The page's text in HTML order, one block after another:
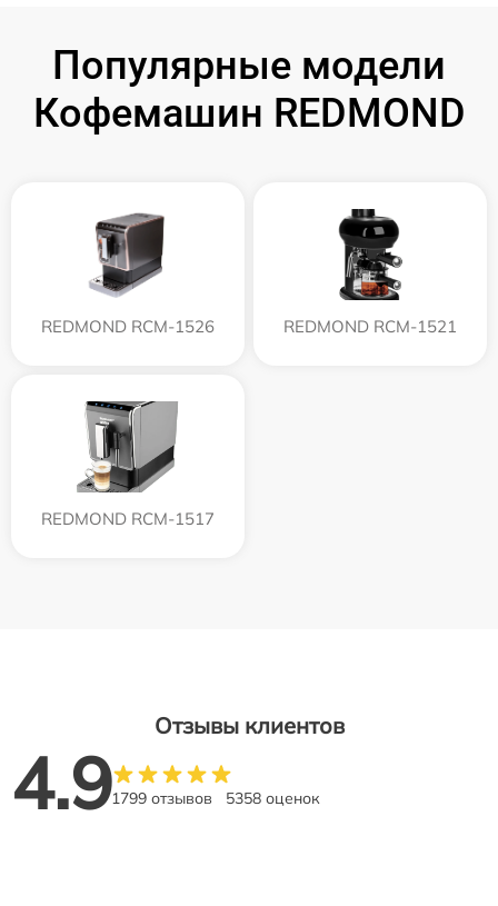
Популярные модели
Кофемашин REDMOND
REDMOND RCM-1526 REDMOND RCM-1521
REDMOND RCM-1517
Отзывы клиентов
4.91799 отзывов 5358 оценок